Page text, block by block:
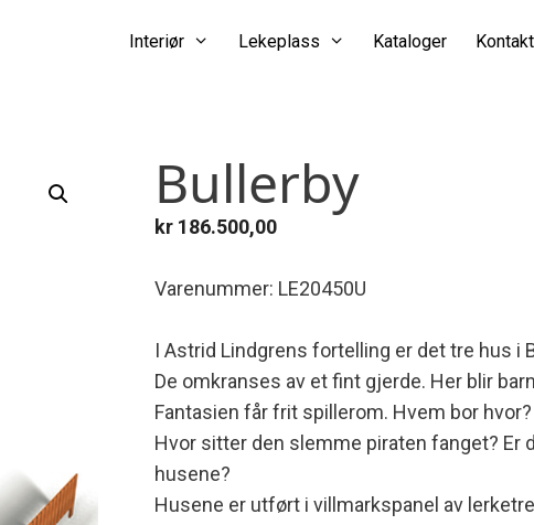
Interiør Lekeplass Kataloger
Bullerby
kr186.500,00
Varenummer: LE20450U
I Astrid Lindgrens fortelling er det tre hus i
De omkranses av et fint gjerde. Her blir
Fantasien får frit spillerom. Hvem bor
Hvor sitter den slemme piraten fanget? Er
husene?
Husene er utført i villmarkspanel av